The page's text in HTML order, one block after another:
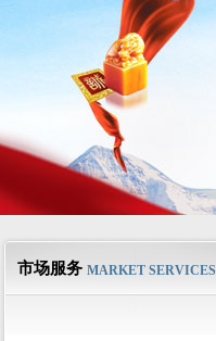
市场服务 MARKET SERVICES